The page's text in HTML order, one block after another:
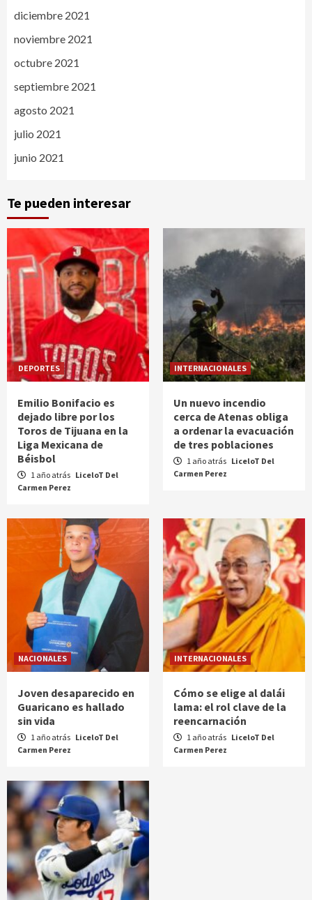
diciembre 2021
noviembre 2021
octubre 2021
septiembre 2021
agosto 2021
julio 2021
junio 2021
Te pueden interesar
DEPORTES
Emilio Bonifacio es
dejado libre por los
Toros de Tijuana en la
Liga Mexicana de
Béisbol
1 año atrás LiceloT Del
Carmen Perez
INTERNACIONALES
Un nuevo incendio
cerca de Atenas obliga
a ordenar la evacuación
de tres poblaciones
1 año atrás LiceloT Del
Carmen Perez
NACIONALES
Joven desaparecido en
Guaricano es hallado
sin vida
1 año atrás LiceloT Del
Carmen Perez
INTERNACIONALES
Cómo se elige al dalái
lama: el rol clave de la
reencarnación
1 año atrás LiceloT Del
Carmen Perez